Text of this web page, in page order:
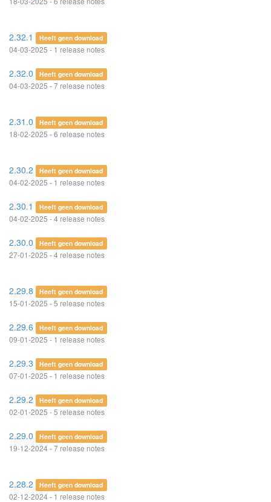
2.32.1 Heeft geen download
04-03-2025 - 1 release notes
2.32.0 Heeft geen download
04-03-2025 - 7 release notes
2.31.0 Heeft geen download
18-02-2025 - 6 release notes
2.30.2 Heeft geen download
04-02-2025 - 1 release notes
2.30.1 Heeft geen download
04-02-2025 - 4 release notes
2.30.0 Heeft geen download
27-01-2025 - 4 release notes
2.29.8 Heeft geen download
15-01-2025 - 5 release notes
2.29.6 Heeft geen download
09-01-2025 - 1 release notes
2.29.3 Heeft geen download
07-01-2025 - 1 release notes
2.29.2 Heeft geen download
02-01-2025 - 5 release notes
2.29.0 Heeft geen download
19-12-2024 - 7 release notes
2.28.2 Heeft geen download
02-12-2024 - 1 release notes